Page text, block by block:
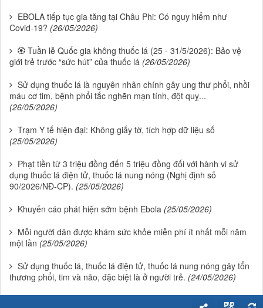
EBOLA tiếp tục gia tăng tại Châu Phi: Có nguy hiểm như
Covid-19? (26/05/2026)
🏵 Tuần lễ Quốc gia không thuốc lá (25 - 31/5/2026): Bảo vệ
giới trẻ trước “sức hút” của thuốc lá (26/05/2026)
Sử dụng thuốc lá là nguyên nhân chính gây ung thư phổi, nhồi
máu cơ tim, bệnh phổi tắc nghẽn mạn tính, đột quỵ...
(26/05/2026)
Trạm Y tế hiện đại: Không giấy tờ, tích hợp dữ liệu số
(25/05/2026)
Phạt tiền từ 3 triệu đồng đến 5 triệu đồng đối với hành vi sử
dụng thuốc lá điện tử, thuốc lá nung nóng (Nghị định số
90/2026/NĐ-CP). (25/05/2026)
Khuyến cáo phát hiện sớm bệnh Ebola (25/05/2026)
Mỗi người dân được khám sức khỏe miễn phí ít nhất mỗi năm
một lần (25/05/2026)
Sử dụng thuốc lá, thuốc lá điện tử, thuốc lá nung nóng gây tổn
thương phổi, tim và não, đặc biệt là ở người trẻ. (24/05/2026)
Thuốc lá điện tử, thuốc lá nung nóng chứa hóa chất độc hại